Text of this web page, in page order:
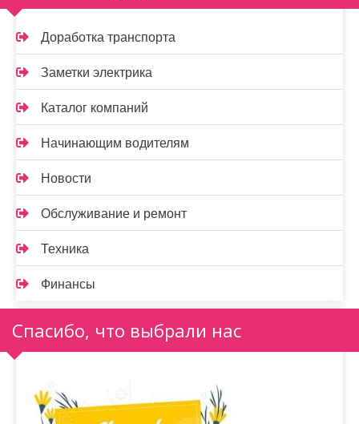
Доработка транспорта
Заметки электрика
Каталог компаний
Начинающим водителям
Новости
Обслуживание и ремонт
Техника
Финансы
Спасибо, что выбрали нас